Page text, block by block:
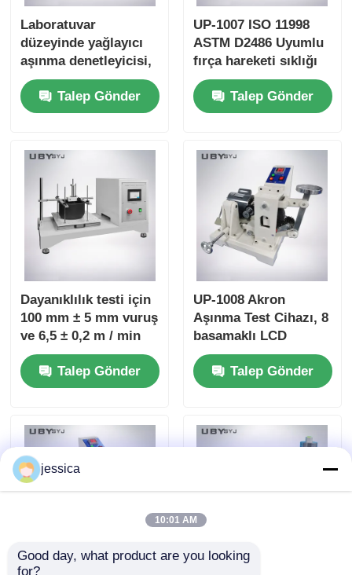
Laboratuvar
düzeyinde yağlayıcı
aşınma denetleyicisi,
kompakt yapısı ve
sürtünme ve aşınma
direnci testleri için
arayüzü ile
Talep Gönder
UP-1007 ISO 11998
ASTM D2486 Uyumlu
fırça hareketi sıklığı
37 ± 1cpm ve anodize
alüminyum gövdesi
ile fırça tarama
Talep Gönder
Dayanıklılık testi için
100 mm ± 5 mm vuruş
ve 6,5 ± 0,2 m / min
hızla tek istasyonlu
kaplama aşınma
testçisi
Talep Gönder
UP-1008 Akron
Aşınma Test Cihazı, 8
basamaklı LCD
Ekranlı, Ayarlanabilir
Eğim Açısı 0~45° ve
Kauçuk Aşınma
Yük Ağırlığı 2LB/6LB
Talep Gönder
jessica
10:01 AM
Good day, what product are you looking
for?